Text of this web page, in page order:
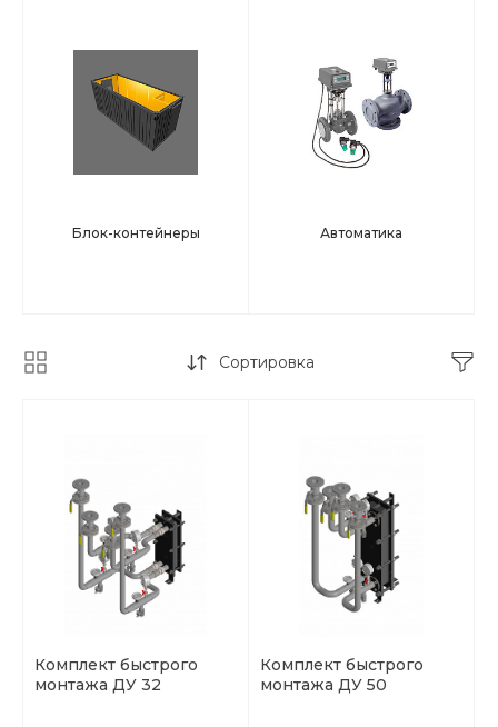
Блок-контейнеры Автоматика
Сортировка
Комплект быстрого
монтажа ДУ 32
Комплект быстрого
монтажа ДУ 50